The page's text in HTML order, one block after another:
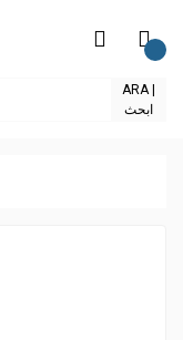
ARA |
ابحث